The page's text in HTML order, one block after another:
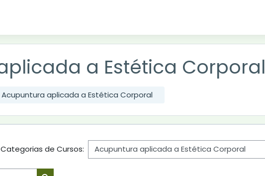
a Estética Corporal
Acupuntura aplicada a Estética Corporal
Categorias de Cursos: